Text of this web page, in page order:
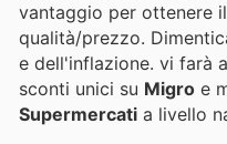
vantaggio per ottenere
qualità/prezzo.
e dell'inflazione. vi farà
sconti unici su Migro e
Supermercati a livello